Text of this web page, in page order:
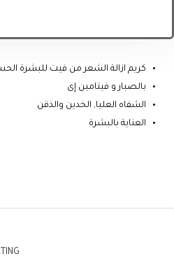
كريم ازالة الشعر من فيت للبشرة
بالصبار و فيتامين إى
الشفاه العليا, الخدين والذقن
العناية بالبشرة